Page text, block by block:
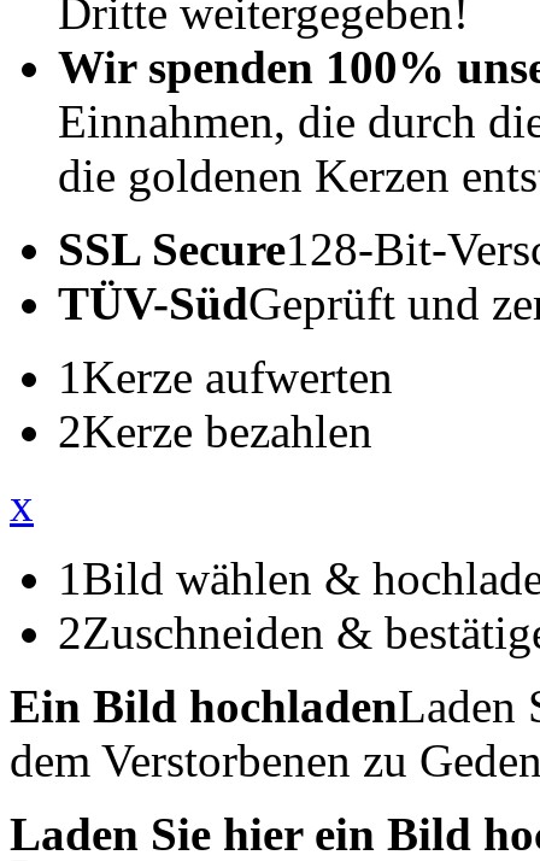
Dritte weitergegeben!
Wir spenden 100%
Einnahmen, die durch
die goldenen Kerzen
SSL Secure128-Bit-
TÜV-SüdGeprüft und
1Kerze aufwerten
2Kerze bezahlen
x
1Bild wählen &
2Zuschneiden &
Ein Bild hochladenLaden
dem Verstorbenen zu
Laden Sie hier ein Bild